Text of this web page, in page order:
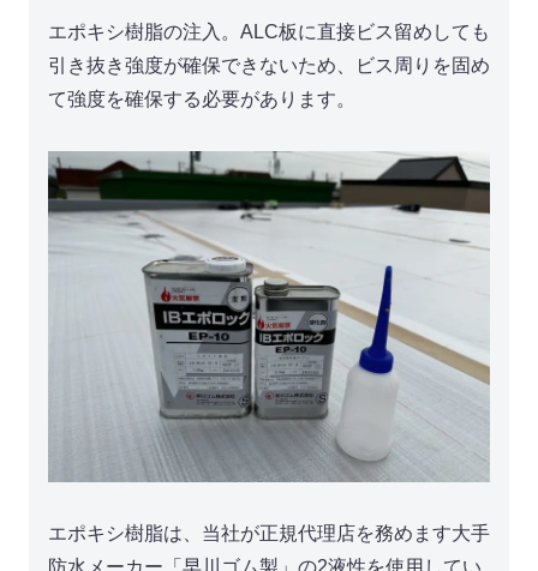
エポキシ樹脂の注入。ALC板に直接ビス留めしても
引き抜き強度が確保できないため、ビス周りを固め
て強度を確保する必要があります。
エポキシ樹脂は、当社が正規代理店を務めます大手
防水メーカー「早川ゴム製」の2液性を使用してい